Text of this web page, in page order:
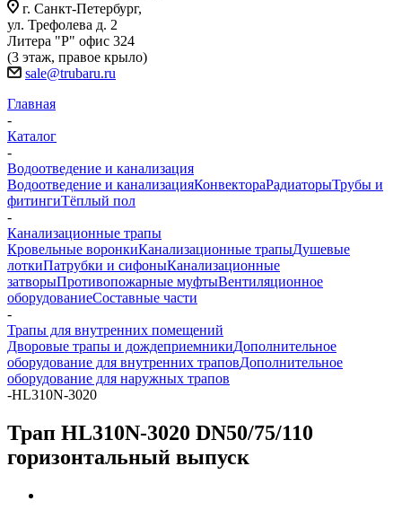
г. Санкт-Петербург,
ул. Трефолева д. 2
Литера "Р" офис 324
(3 этаж, правое крыло)
sale@trubaru.ru
Главная
-
Каталог
-
Водоотведение и канализация
Водоотведение и канализацияКонвектораРадиаторыТрубы и
фитингиТёплый пол
-
Канализационные трапы
Кровельные воронкиКанализационные трапыДушевые
лоткиПатрубки и сифоныКанализационные
затворыПротивопожарные муфтыВентиляционное
оборудованиеСоставные части
-
Трапы для внутренних помещений
Дворовые трапы и дождеприемникиДополнительное
оборудование для внутренних траповДополнительное
оборудование для наружных трапов
-HL310N-3020
Трап HL310N-3020 DN50/75/110
горизонтальный выпуск